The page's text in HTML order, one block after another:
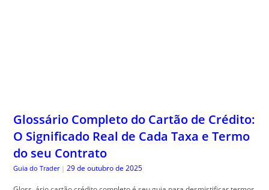
Glossário Completo do Cartão de Crédito:
O Significado Real de Cada Taxa e Termo
do seu Contrato
Guia do Trader | 29 de outubro de 2025